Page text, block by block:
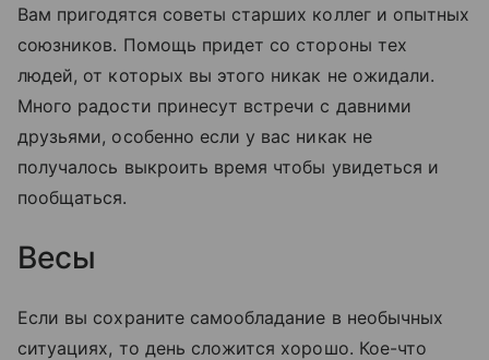
Вам пригодятся советы старших коллег и опытных
союзников. Помощь придет со стороны тех
людей, от которых вы этого никак не ожидали.
Много радости принесут встречи с давними
друзьями, особенно если у вас никак не
получалось выкроить время чтобы увидеться и
пообщаться.
Весы
Если вы сохраните самообладание в необычных
ситуациях, то день сложится хорошо. Кое-что